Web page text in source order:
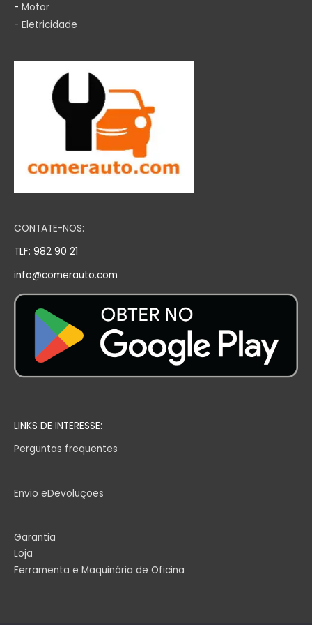
- Motor
- Eletricidade
CONTATE-NOS:
TLF: 982 90 21
info@comerauto.com
LINKS DE INTERESSE:
Perguntas frequentes
Envio eDevoluçoes
Garantia
Loja
Ferramenta e Maquinária de Oficina